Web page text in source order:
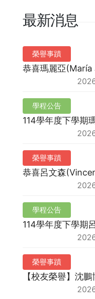
最新消息
榮譽事蹟
恭喜瑪麗亞(María
學程公告
114學年度下學期
Errázuriz
榮譽事蹟
恭喜呂文森
Nugroho)博士研
學程公告
114學年度下學期
Atyanto Nugroho
榮譽事蹟
【校友榮譽】沈